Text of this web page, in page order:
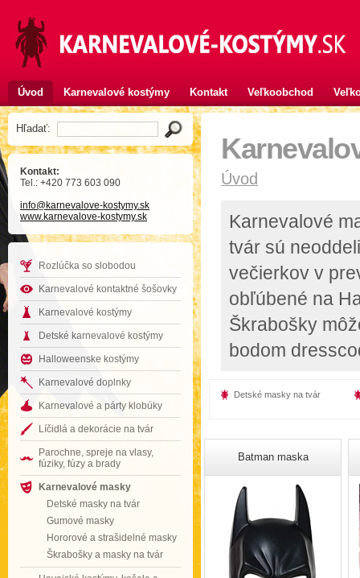
Úvod Karnevalové kostýmy Kontakt Veľkoobchod
Hľadať:
Kontakt:
Tel.: +420 773 603 090
info@karnevalove-kostymy.sk
www.karnevalove-kostymy.sk
Rozlúčka so slobodou
Karnevalové kontaktné šošovky
Karnevalové kostýmy
Detské karnevalové kostýmy
Halloweenske kostýmy
Karnevalové doplnky
Karnevalové a párty klobúky
Líčidlá a dekorácie na tvár
Parochne, spreje na vlasy,
fúziky, fúzy a brady
Karnevalové masky
Detské masky na tvár
Gumové masky
Hororové a strašidelné masky
Škrabošky a masky na tvár
Úvod
Karnevalové
tvár sú
večierkov v
obľúbené na
Škrabošky
bodom
Detské masky na tvár
Batman maska